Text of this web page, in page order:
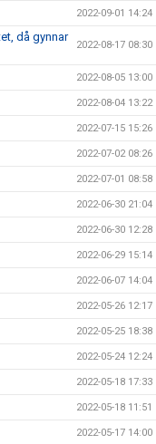
2022-09-01 14:24
då gynnar
2022-08-17 08:30
2022-08-05 13:00
2022-08-04 13:22
2022-07-15 15:26
2022-07-02 08:26
2022-07-01 08:58
2022-06-30 21:04
2022-06-30 12:28
2022-06-29 15:14
2022-06-07 14:04
2022-05-26 12:17
2022-05-25 18:38
2022-05-24 12:24
2022-05-18 17:33
2022-05-18 11:51
2022-05-17 14:00